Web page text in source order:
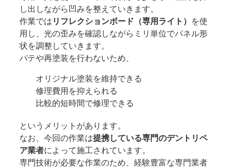
し出しながら凹みを整えていきます。
作業では リフレクションボード（専用ライト） を使
用し、光の歪みを確認しながらミリ単位でパネル形
状を調整していきます。
パテや再塗装を行わないため、
オリジナル塗装を維持できる
修理費用を抑えられる
比較的短時間で修理できる
というメリットがあります。
なお、今回の作業は提携している専門のデントリペ
ア業者によって施工されています。
専門技術が必要な作業のため、経験豊富な専門業者